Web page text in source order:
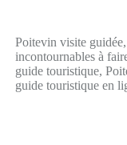
Poitevin visite
incontournables à
guide touristique,
guide touristique en